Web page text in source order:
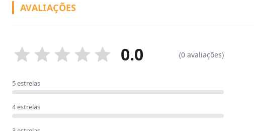
AVALIAÇÕES
0.0 (0 avaliações)
5 estrelas
4 estrelas